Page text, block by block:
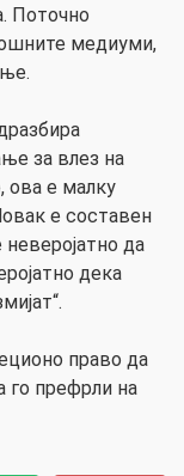
Поточно
медиуми,
за влез на
ова е малку
е составен
да
дека
право да
го префрли на